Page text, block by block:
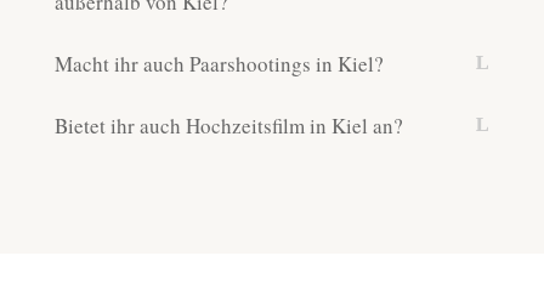
Macht ihr auch Paarshootings in Kiel?
Bietet ihr auch Hochzeitsfilm in Kiel an?